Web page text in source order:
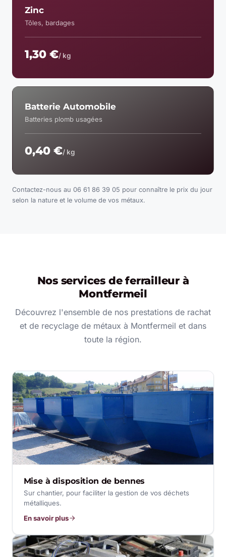
Zinc
Tôles, bardages
1,30 €/ kg
Batterie Automobile
Batteries plomb usagées
0,40 €/ kg
Contactez-nous au 06 61 86 39 05 pour connaître le prix du jour
selon la nature et le volume de vos métaux.
Nos services de ferrailleur à
Montfermeil
Découvrez l'ensemble de nos prestations de rachat
et de recyclage de métaux à Montfermeil et dans
toute la région.
Mise à disposition de bennes
Sur chantier, pour faciliter la gestion de vos déchets
métalliques.
En savoir plus